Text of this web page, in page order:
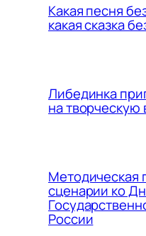
Какая песня
какая сказка
Либединка
на творческую
Методическая
сценарии ко
России